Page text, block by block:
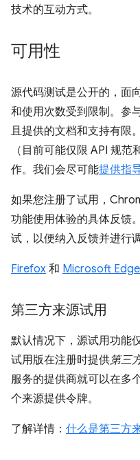
技术的互动方式。
可用性
源代码测试是公开的，面
和使用次数受到限制。参
且提供的文档和支持有限
（目前可能仅限 API 规
作。我们会尽可能提供指
如果您注册了试用，
功能使用体验的具体反馈
试，以便纳入反馈并进行调
Firefox 和 Microsoft Edge
第三方来源试用
默认情况下，源试用功能
试用版在注册时提供第三
服务的提供商就可以在多
个来源提供令牌。
了解详情： 什么是第三方